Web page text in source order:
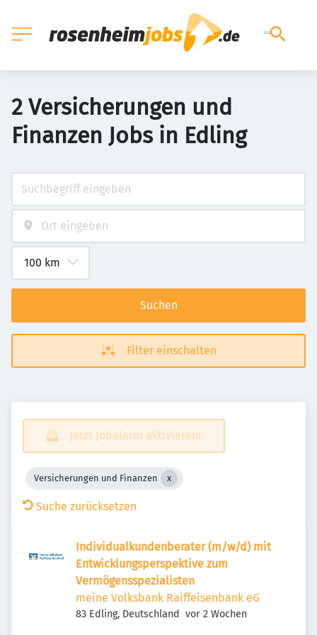
2 Versicherungen und
Finanzen Jobs in Edling
Suchen
Filter einschalten
Jetzt Jobalarm aktivieren!
Versicherungen und Finanzen
Suche zurücksetzen
Individualkundenberater (m/w/d) mit
Entwicklungsperspektive zum
Vermögensspezialisten
meine Volksbank Raiffeisenbank eG
83 Edling, Deutschland Veröffentlicht
vor 2 Wochen